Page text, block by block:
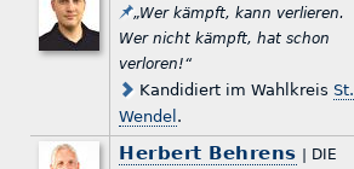
„Wer kämpft, kann verlieren.
Wer nicht kämpft, hat schon
verloren!“
Kandidiert im WahlkreisSt.
Wendel .
Herbert Behrens | DIE